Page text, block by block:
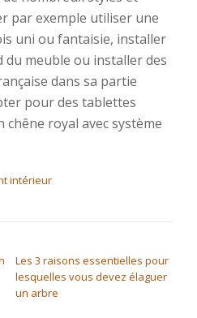
par exemple utiliser une
uni ou fantaisie, installer
du meuble ou installer des
dans sa partie
pour des tablettes
royal avec système
intérieur
Les 3 raisons essentielles pour
lesquelles vous devez élaguer
un arbre